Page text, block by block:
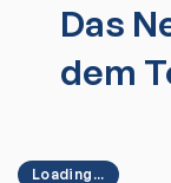
Das
dem
Loading...